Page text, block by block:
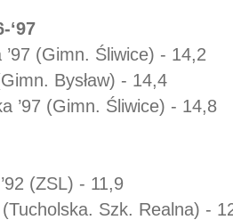
‘97
(Gimn. Śliwice) - 14,2
Bysław) - 14,4
’97 (Gimn. Śliwice) - 14,8
(ZSL) - 11,9
(Tucholska. Szk. Realna) -